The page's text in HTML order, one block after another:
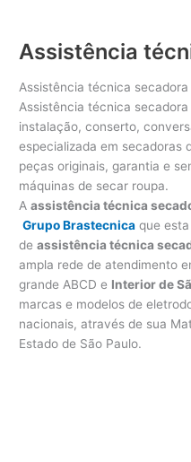
Assistência
Assistência técnica
Assistência técnica
instalação, conserto,
especializada em secadoras
peças originais, garantia e
máquinas de secar roupa.
Aassistência técnica
Grupo Brastecnica que
deassistência técnica
ampla rede de atendimento
grande ABCD e Interior de
marcas e modelos de
nacionais, através de sua
Estado de São Paulo.